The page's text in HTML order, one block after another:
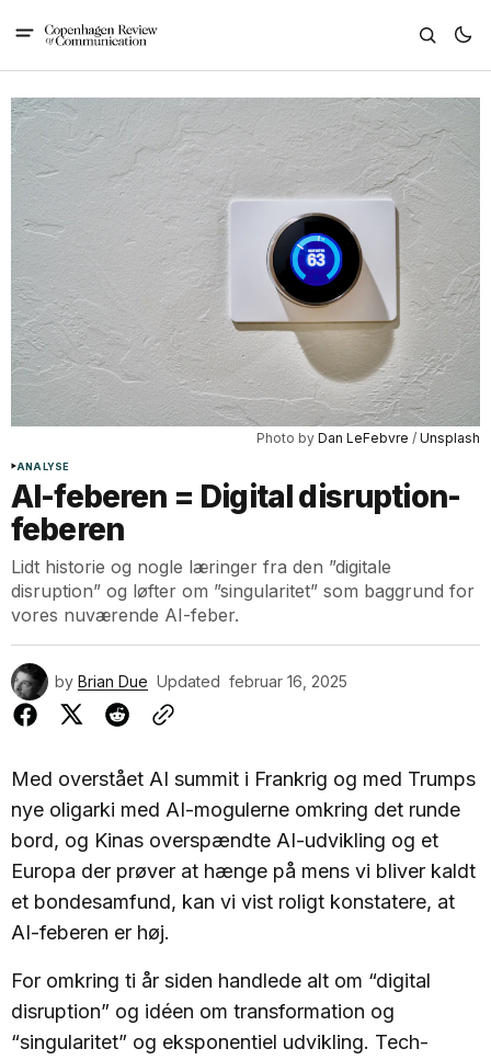
Photo by Dan LeFebvre / Unsplash
ANALYSE
AI-feberen = Digital disruption-
feberen
Lidt historie og nogle læringer fra den ”digitale
disruption” og løfter om ”singularitet” som baggrund for
vores nuværende AI-feber.
by Brian Due Updated februar 16, 2025
Med overstået AI summit i Frankrig og med Trumps
nye oligarki med AI-mogulerne omkring det runde
bord, og Kinas overspændte AI-udvikling og et
Europa der prøver at hænge på mens vi bliver kaldt
et bondesamfund, kan vi vist roligt konstatere, at
AI-feberen er høj.
For omkring ti år siden handlede alt om “digital
disruption” og idéen om transformation og
“singularitet” og eksponentiel udvikling. Tech-